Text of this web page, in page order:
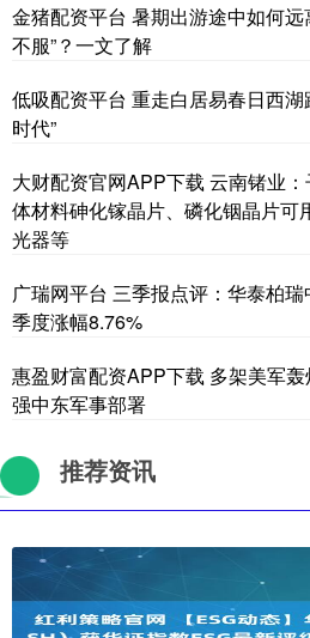
金猪配资平台 暑期出游途中如何
不服”？一文了解
低吸配资平台 重走白居易春日西湖
时代”
大财配资官网APP下载 云南锗业
体材料砷化镓晶片、磷化铟晶片可
光器等
广瑞网平台 三季报点评：华泰柏
季度涨幅8.76%
惠盈财富配资APP下载 多架美军
强中东军事部署
推荐资讯